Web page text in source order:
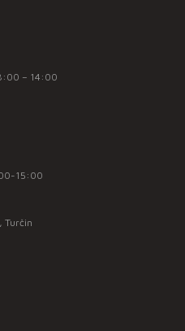
– 14:00
15:00
Turčin